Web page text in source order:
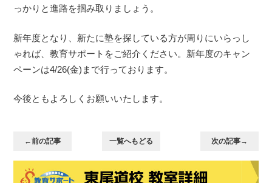
っかりと進路を掴み取りましょう。
新年度となり、新たに塾を探している方が周りにいらっし
ゃれば、教育サポートをご紹介ください。新年度のキャン
ペーンは4/26(金)まで行っております。
今後ともよろしくお願いいたします。
←前の記事 一覧へもどる 次の記事→